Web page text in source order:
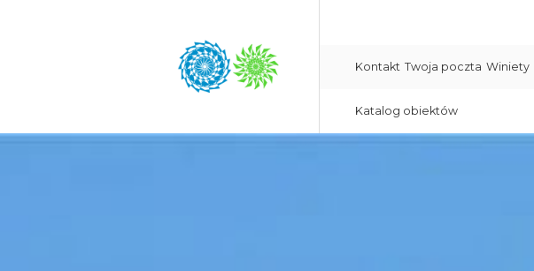
Kontakt Twoja poczta Winiety
Katalog obiektów